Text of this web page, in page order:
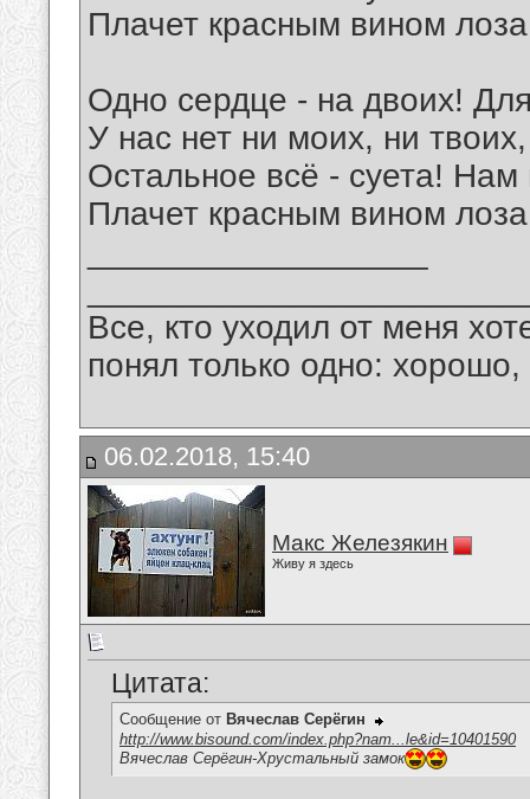
Плачет красным вином
Одно сердце - на двоих!
У нас нет ни моих, ни
Остальное всё - суета! Нам
Плачет красным вином
Все, кто уходил от меня
понял только одно:
06.02.2018, 15:40
Макс Железякин
Живу я здесь
Цитата:
Сообщение от Вячеслав Серёгин
http://www.bisound.com/index.php?nam...le&id=10401590
Вячеслав Серёгин-Хрустальный замок